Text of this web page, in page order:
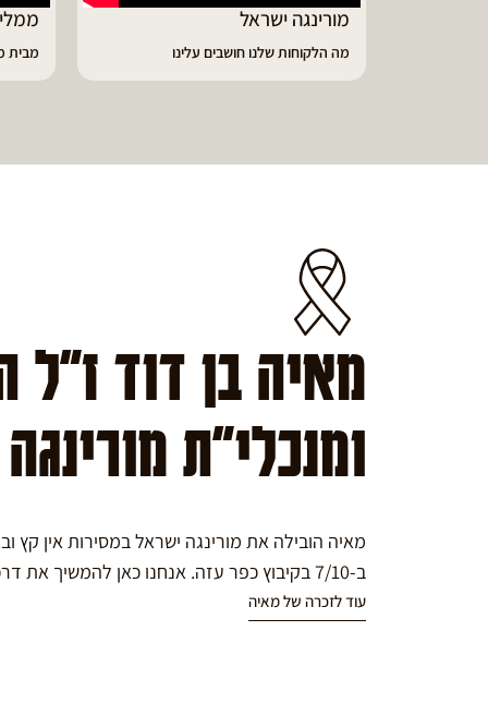
ממליץ על מוצרי מורינגה איכותיים
מבית מורינגה ישראל - כפר חיים
מאיה בן דוד ז"ל
ומנכלי"ת
מאיה הובילה את מורינגה ישראל במסירות אין
ב-7/10 בקיבוץ כפר עזה. אנחנו כאן להמשיך את דרכה במורינגה.
עוד לזכרה של מאיה